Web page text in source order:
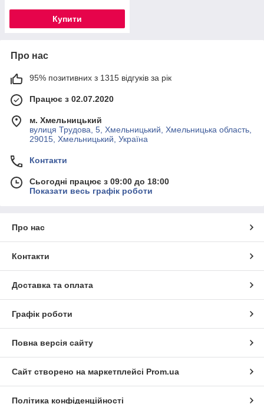
Купити
Про нас
95% позитивних з 1315 відгуків за рік
Працює з 02.07.2020
м. Хмельницький
вулиця Трудова, 5, Хмельницький, Хмельницька область,
29015, Хмельницький, Україна
Контакти
Сьогодні працює з 09:00 до 18:00
Показати весь графік роботи
Про нас
Контакти
Доставка та оплата
Графік роботи
Повна версія сайту
Сайт створено на маркетплейсі Prom.ua
Політика конфіденційності